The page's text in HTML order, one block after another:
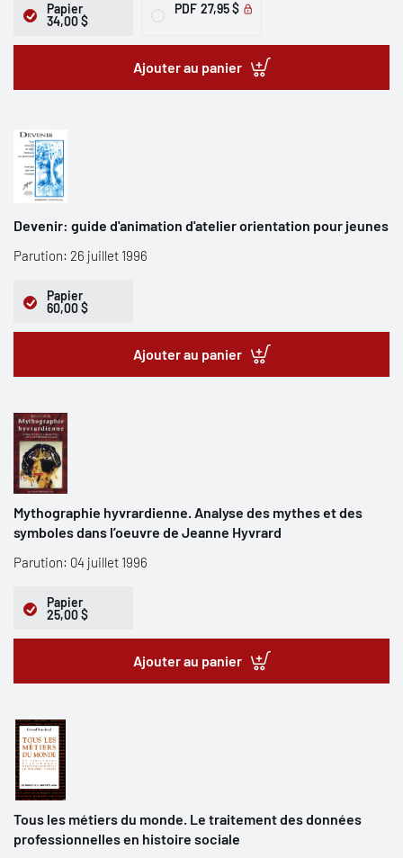
Papier
34,00 $
PDF 27,95 $
Ajouter au panier
Devenir: guide d'animation d'atelier orientation pour jeunes
Parution: 26 juillet 1996
Papier
60,00 $
Ajouter au panier
Mythographie hyvrardienne. Analyse des mythes et des
symboles dans l’oeuvre de Jeanne Hyvrard
Parution: 04 juillet 1996
Papier
25,00 $
Ajouter au panier
Tous les métiers du monde. Le traitement des données
professionnelles en histoire sociale